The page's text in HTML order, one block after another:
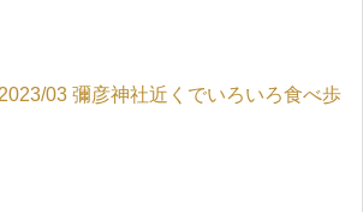
03 彌彦神社近くでいろいろ食べ歩